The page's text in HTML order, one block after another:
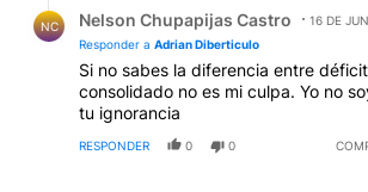
NC Nelson Chupapijas Castro
16 DE
Responder a Adrian Diberticulo
Si no sabes la diferencia entre
consolidado no es mi culpa. Yo no
tu ignorancia
RESPONDER 0 0